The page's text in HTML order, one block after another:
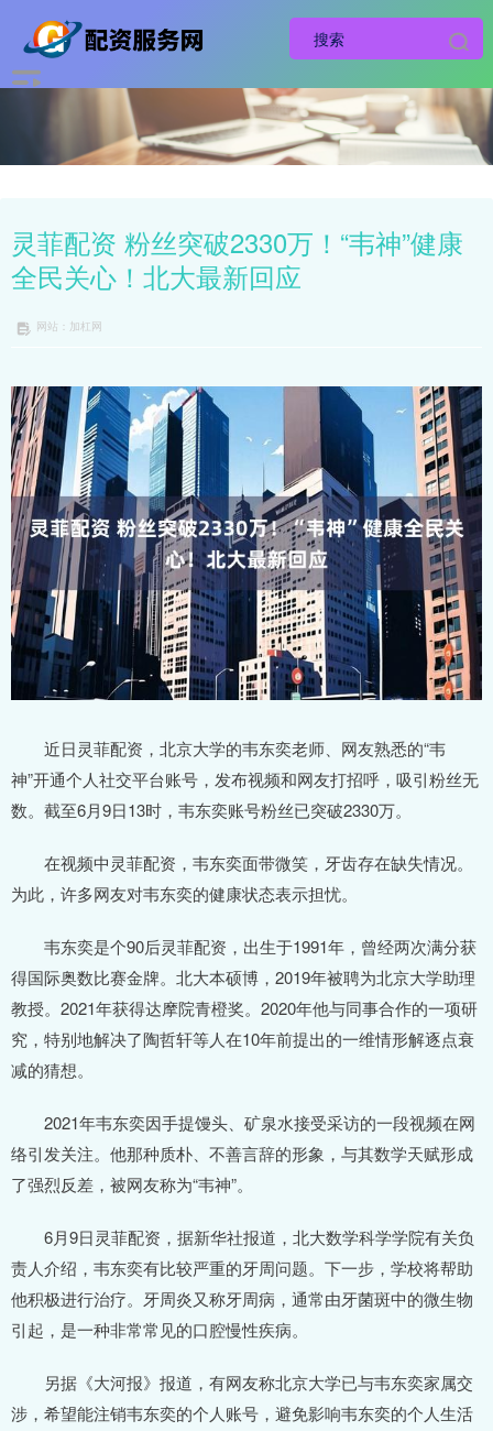
灵菲配资 粉丝突破2330万！“韦神”健康
全民关心！北大最新回应
网站：加杠网
近日灵菲配资，北京大学的韦东奕老师、网友熟悉的“韦
神”开通个人社交平台账号，发布视频和网友打招呼，吸引粉丝无
数。截至6月9日13时，韦东奕账号粉丝已突破2330万。
在视频中灵菲配资，韦东奕面带微笑，牙齿存在缺失情况。
为此，许多网友对韦东奕的健康状态表示担忧。
韦东奕是个90后灵菲配资，出生于1991年，曾经两次满分获
得国际奥数比赛金牌。北大本硕博，2019年被聘为北京大学助理
教授。2021年获得达摩院青橙奖。2020年他与同事合作的一项研
究，特别地解决了陶哲轩等人在10年前提出的一维情形解逐点衰
减的猜想。
2021年韦东奕因手提馒头、矿泉水接受采访的一段视频在网
络引发关注。他那种质朴、不善言辞的形象，与其数学天赋形成
了强烈反差，被网友称为“韦神”。
6月9日灵菲配资，据新华社报道，北大数学科学学院有关负
责人介绍，韦东奕有比较严重的牙周问题。下一步，学校将帮助
他积极进行治疗。牙周炎又称牙周病，通常由牙菌斑中的微生物
引起，是一种非常常见的口腔慢性疾病。
另据《大河报》报道，有网友称北京大学已与韦东奕家属交
涉，希望能注销韦东奕的个人账号，避免影响韦东奕的个人生活